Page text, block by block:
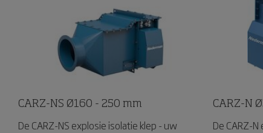
CARZ-NS Ø160 - 250 mm
De CARZ-NS explosie isolatie klep - uw
CARZ-N
De CARZ-